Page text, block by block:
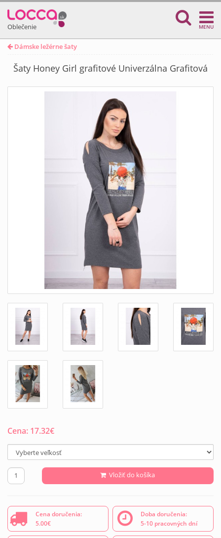
Oblečenie MENU
Dámske ležérne šaty
Šaty Honey Girl grafitové Univerzálna Grafitová
Cena: 17.32€
Vložiť do košíka
Cena doručenia:
5.00€
Doba doručenia:
5-10 pracovných dní